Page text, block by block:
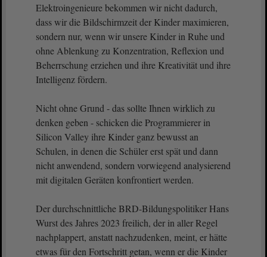
Elektroingenieure bekommen wir nicht dadurch,
dass wir die Bildschirmzeit der Kinder maximieren,
sondern nur, wenn wir unsere Kinder in Ruhe und
ohne Ablenkung zu Konzentration, Reflexion und
Beherrschung erziehen und ihre Kreativität und ihre
Intelligenz fördern.
Nicht ohne Grund - das sollte Ihnen wirklich zu
denken geben - schicken die Programmierer in
Silicon Valley ihre Kinder ganz bewusst an
Schulen, in denen die Schüler erst spät und dann
nicht anwendend, sondern vorwiegend analysierend
mit digitalen Geräten konfrontiert werden.
Der durchschnittliche BRD-Bildungspolitiker Hans
Wurst des Jahres 2023 freilich, der in aller Regel
nachplappert, anstatt nachzudenken, meint, er hätte
etwas für den Fortschritt getan, wenn er die Kinder